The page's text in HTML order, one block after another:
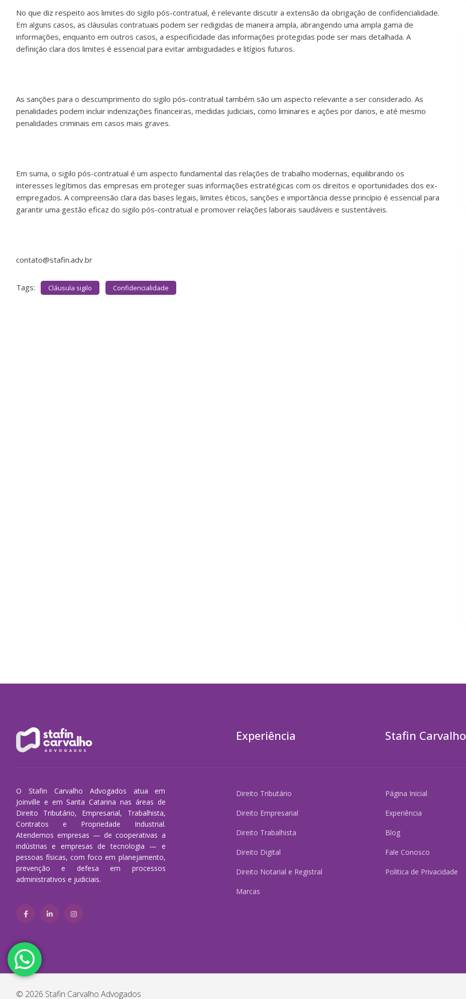
No que diz respeito aos limites do sigilo pós-contratual, é relevante discutir a extensão da obrigação de confidencialidade.
Em alguns casos, as cláusulas contratuais podem ser redigidas de maneira ampla, abrangendo uma ampla gama de
informações, enquanto em outros casos, a especificidade das informações protegidas pode ser mais detalhada. A
definição clara dos limites é essencial para evitar ambiguidades e litígios futuros.
As sanções para o descumprimento do sigilo pós-contratual também são um aspecto relevante a ser considerado. As
penalidades podem incluir indenizações financeiras, medidas judiciais, como liminares e ações por danos, e até mesmo
penalidades criminais em casos mais graves.
Em suma, o sigilo pós-contratual é um aspecto fundamental das relações de trabalho modernas, equilibrando os
interesses legítimos das empresas em proteger suas informações estratégicas com os direitos e oportunidades dos ex-
empregados. A compreensão clara das bases legais, limites éticos, sanções e importância desse princípio é essencial para
garantir uma gestão eficaz do sigilo pós-contratual e promover relações laborais saudáveis e sustentáveis.
contato@stafin.adv.br
Tags: Cláusula sigilo Confidencialidade
O Stafin Carvalho Advogados atua em
Joinville e em Santa Catarina nas áreas de
Direito Tributário, Empresarial, Trabalhista,
Contratos e Propriedade Industrial.
Atendemos empresas — de cooperativas a
indústrias e empresas de tecnologia — e
pessoas físicas, com foco em planejamento,
prevenção e defesa em processos
administrativos e judiciais.
Experiência
Direito Tributário
Direito Empresarial
Direito Trabalhista
Direito Digital
Direito Notarial e Registral
Marcas
Stafin Carvalho
Página Inicial
Experiência
Blog
Fale Conosco
Politica de Privacidade
© 2026 Stafin Carvalho Advogados